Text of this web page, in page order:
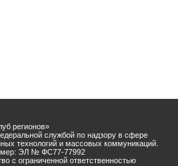
регионов»
службой по надзору в сфере
технологий и массовых коммуникаций.
ЭЛ № ФС77-77992
с ограниченной ответственностью